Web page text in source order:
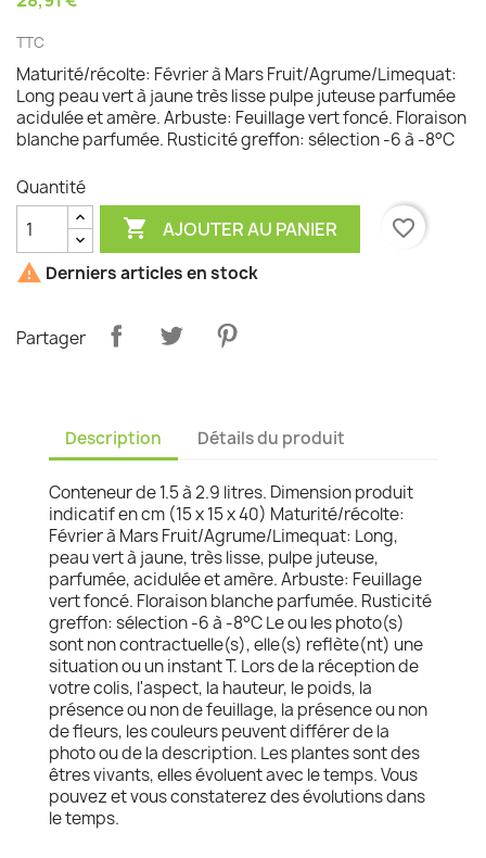
TTC
Maturité/récolte: Février à Mars Fruit/Agrume/Limequat:
Long peau vert à jaune très lisse pulpe juteuse parfumée
acidulée et amère. Arbuste: Feuillage vert foncé. Floraison
blanche parfumée. Rusticité greffon: sélection -6 à -8°C
Quantité
 AJOUTER AU PANIER
favorite_border
 Derniers articles en stock
Partager
Description Détails du produit
Conteneur de 1.5 à 2.9 litres. Dimension produit
indicatif en cm (15 x 15 x 40) Maturité/récolte:
Février à Mars Fruit/Agrume/Limequat: Long,
peau vert à jaune, très lisse, pulpe juteuse,
parfumée, acidulée et amère. Arbuste: Feuillage
vert foncé. Floraison blanche parfumée. Rusticité
greffon: sélection -6 à -8°C Le ou les photo(s)
sont non contractuelle(s), elle(s) reflète(nt) une
situation ou un instant T. Lors de la réception de
votre colis, l'aspect, la hauteur, le poids, la
présence ou non de feuillage, la présence ou non
de fleurs, les couleurs peuvent différer de la
photo ou de la description. Les plantes sont des
êtres vivants, elles évoluent avec le temps. Vous
pouvez et vous constaterez des évolutions dans
le temps.